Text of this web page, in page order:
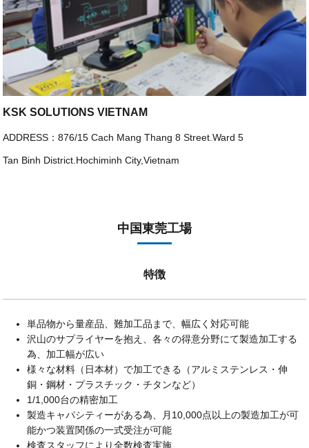
KSK SOLUTIONS VIETNAM
ADDRESS：876/15 Cach Mang Thang 8 Street.Ward 5
Tan Binh District.Hochiminh City,Vietnam
中国東莞工場
特徴
単品物から量産品、難加工品まで、幅広く対応可能
沢山のサプライヤーを抱え、各々の得意分野にて製造加工する
為、加工幅が広い
様々な材料（日本材）で加工できる（アルミステンレス・伸
銅・鋼材・プラスチック・チタンなど）
1/1,000台の精密加工
製造キャパシティーがある為、月10,000点以上の製造加工が可
能かつ装置関係の一式受注が可能
検査スタッフにより全数検査実施